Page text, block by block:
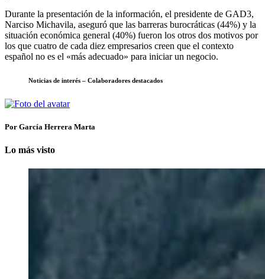
Durante la presentación de la información, el presidente de GAD3,
Narciso Michavila, aseguró que las barreras burocráticas (44%) y la
situación económica general (40%) fueron los otros dos motivos por
los que cuatro de cada diez empresarios creen que el contexto
español no es el «más adecuado» para iniciar un negocio.
Noticias de interés – Colaboradores destacados
Por García Herrera Marta
Lo más visto